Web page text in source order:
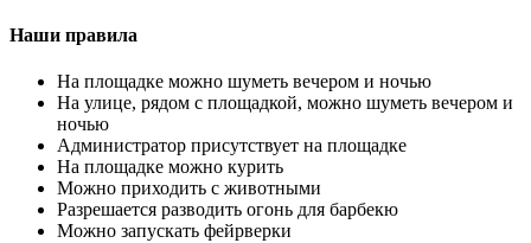
Наши правила
На площадке можно шуметь вечером и ночью
На улице, рядом с площадкой, можно шуметь вечером и
ночью
Администратор присутствует на площадке
На площадке можно курить
Можно приходить с животными
Разрешается разводить огонь для барбекю
Можно запускать фейрверки